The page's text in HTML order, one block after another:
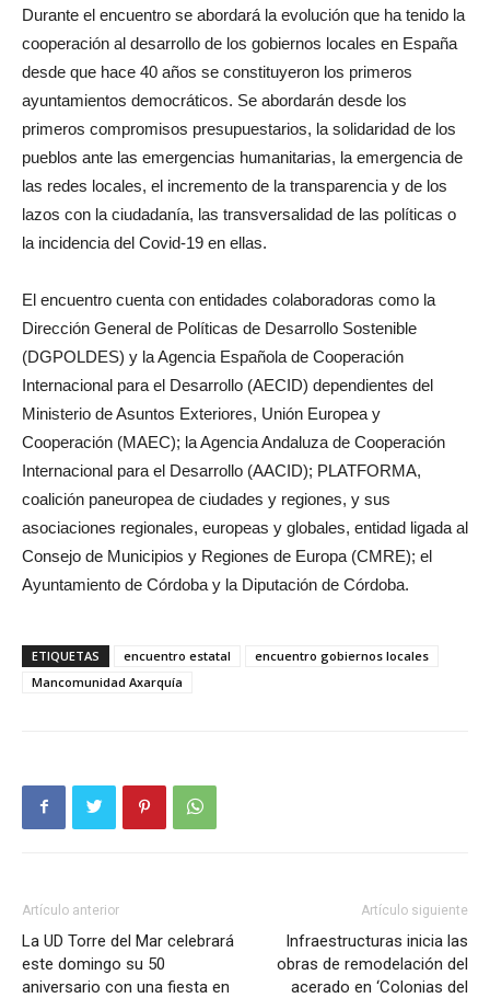
Durante el encuentro se abordará la evolución que ha tenido la
cooperación al desarrollo de los gobiernos locales en España
desde que hace 40 años se constituyeron los primeros
ayuntamientos democráticos. Se abordarán desde los
primeros compromisos presupuestarios, la solidaridad de los
pueblos ante las emergencias humanitarias, la emergencia de
las redes locales, el incremento de la transparencia y de los
lazos con la ciudadanía, las transversalidad de las políticas o
la incidencia del Covid-19 en ellas.
El encuentro cuenta con entidades colaboradoras como la
Dirección General de Políticas de Desarrollo Sostenible
(DGPOLDES) y la Agencia Española de Cooperación
Internacional para el Desarrollo (AECID) dependientes del
Ministerio de Asuntos Exteriores, Unión Europea y
Cooperación (MAEC); la Agencia Andaluza de Cooperación
Internacional para el Desarrollo (AACID); PLATFORMA,
coalición paneuropea de ciudades y regiones, y sus
asociaciones regionales, europeas y globales, entidad ligada al
Consejo de Municipios y Regiones de Europa (CMRE); el
Ayuntamiento de Córdoba y la Diputación de Córdoba.
ETIQUETAS encuentro estatal
encuentro gobiernos locales
Mancomunidad Axarquía
Artículo anterior
La UD Torre del Mar celebrará
este domingo su 50
aniversario con una fiesta en
Artículo siguiente
Infraestructuras inicia las
obras de remodelación del
acerado en ‘Colonias del